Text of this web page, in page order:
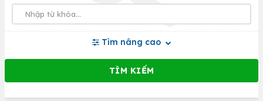
Tìm nâng cao